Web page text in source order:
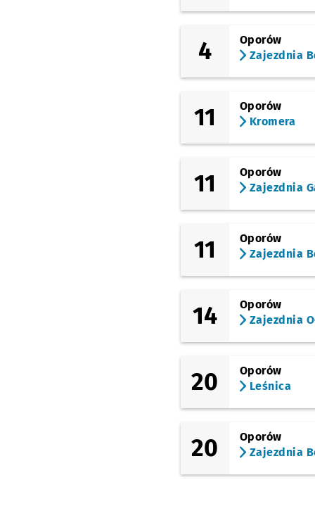
4
Oporów
Zajezdnia
11
Oporów
Kromera
11
Oporów
Zajezdnia
11
Oporów
Zajezdnia
14
Oporów
Zajezdnia
20
Oporów
Leśnica
20
Oporów
Zajezdnia